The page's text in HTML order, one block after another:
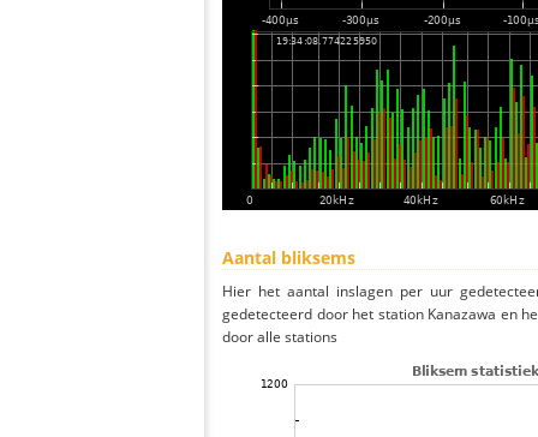
Aantal bliksems
Hier het aantal inslagen per uur
gedetecteerd door het station Kanazawa en
door alle stations